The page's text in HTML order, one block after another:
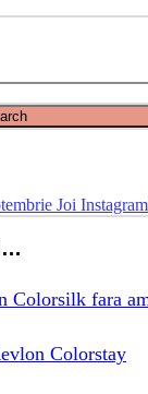
Colorsilk fara
Colorstay